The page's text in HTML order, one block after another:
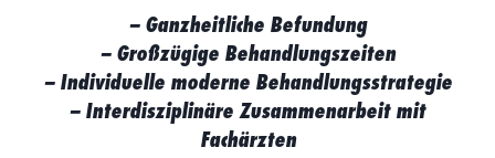
– Ganzheitliche Befundung
– Großzügige Behandlungszeiten
– Individuelle moderne Behandlungsstrategie
– Interdisziplinäre Zusammenarbeit mit
Fachärzten